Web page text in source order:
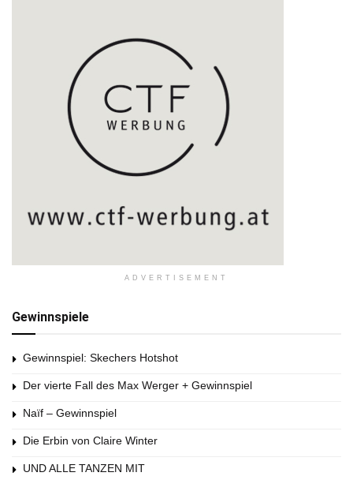
ADVERTISEMENT
Gewinnspiele
Gewinnspiel: Skechers Hotshot
Der vierte Fall des Max Werger + Gewinnspiel
Naïf – Gewinnspiel
Die Erbin von Claire Winter
UND ALLE TANZEN MIT